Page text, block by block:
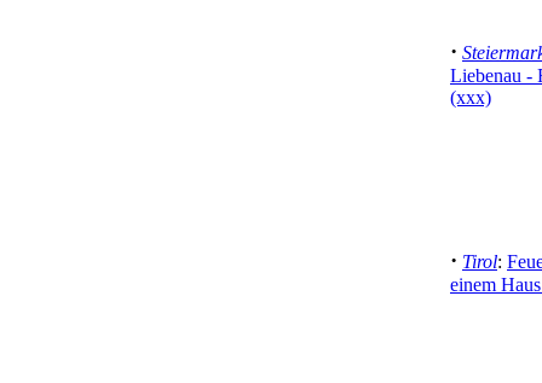
·
Liebenau -
(xxx)
· Tirol:
einem